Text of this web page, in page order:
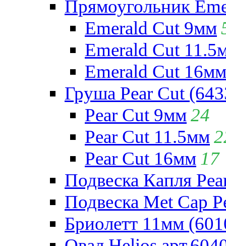
Прямоугольник
Emerald Cut 9мм
Emerald Cut
Emerald Cut 16мм
Груша Pear Cut
Pear Cut 9мм24
Pear Cut 11.5мм
Pear Cut 16мм 17
Подвеска Капля
Подвеска Met Cap
Бриолетт 11мм